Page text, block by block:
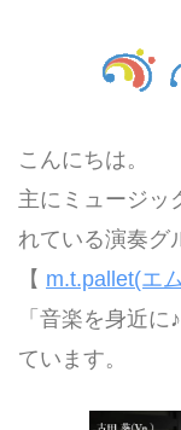
こんにちは。
主にミュージッ
れている演奏グ
【 m.t.pallet(エ
「音楽を身近
ています。